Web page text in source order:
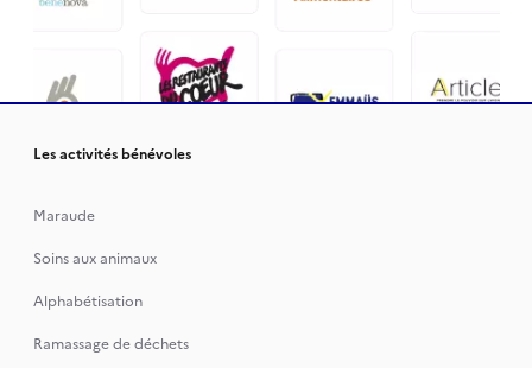
Les activités bénévoles
Maraude
Soins aux animaux
Alphabétisation
Ramassage de déchets